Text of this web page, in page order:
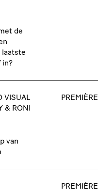
de
laatste
in?
VISUAL
& RONI
van
PREMIÈRE
PREMIÈRE